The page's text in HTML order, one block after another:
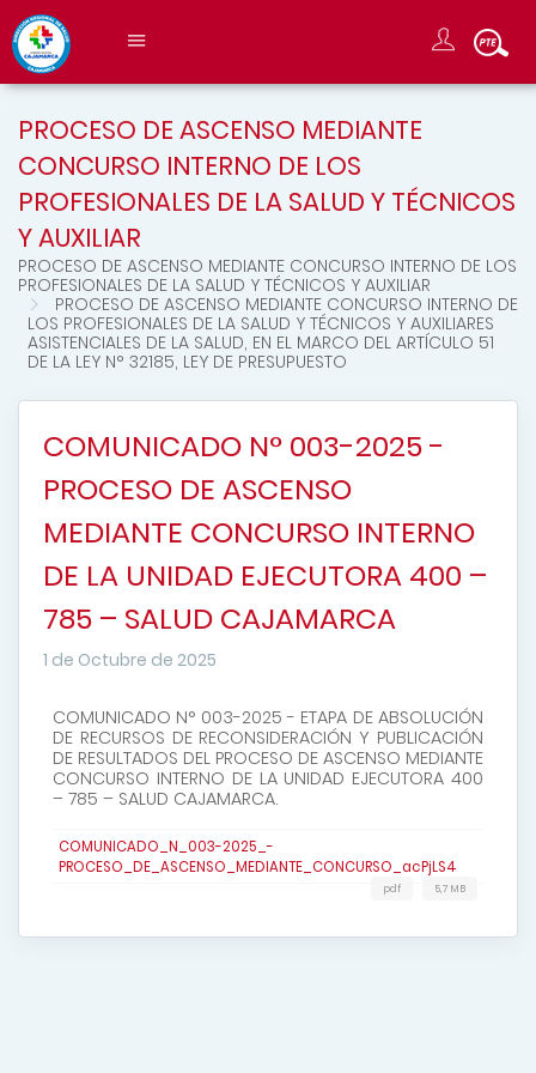
PROCESO DE ASCENSO MEDIANTE
CONCURSO INTERNO DE LOS
PROFESIONALES DE LA SALUD Y TÉCNICOS
Y AUXILIAR
PROCESO DE ASCENSO MEDIANTE CONCURSO INTERNO DE LOS
PROFESIONALES DE LA SALUD Y TÉCNICOS Y AUXILIAR
PROCESO DE ASCENSO MEDIANTE CONCURSO INTERNO DE
LOS PROFESIONALES DE LA SALUD Y TÉCNICOS Y AUXILIARES
ASISTENCIALES DE LA SALUD, EN EL MARCO DEL ARTÍCULO 51
DE LA LEY N° 32185, LEY DE PRESUPUESTO
COMUNICADO N° 003-2025 -
PROCESO DE ASCENSO
MEDIANTE CONCURSO INTERNO
DE LA UNIDAD EJECUTORA 400 –
785 – SALUD CAJAMARCA
1 de Octubre de 2025
COMUNICADO N° 003-2025 - ETAPA DE ABSOLUCIÓN
DE RECURSOS DE RECONSIDERACIÓN Y PUBLICACIÓN
DE RESULTADOS DEL PROCESO DE ASCENSO MEDIANTE
CONCURSO INTERNO DE LA UNIDAD EJECUTORA 400
– 785 – SALUD CAJAMARCA.
COMUNICADO_N_003-2025_-
PROCESO_DE_ASCENSO_MEDIANTE_CONCURSO_acPjLS4
5,7 MB
pdf